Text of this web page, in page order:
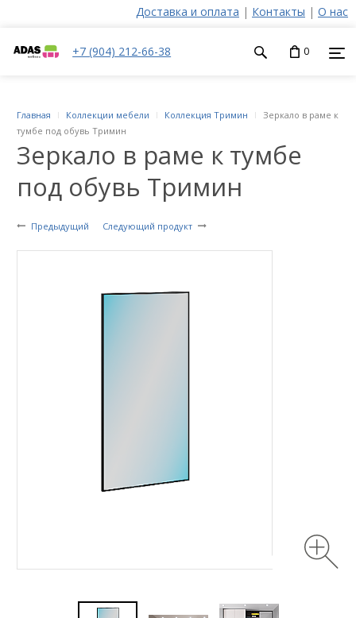
Доставка и оплата | Контакты | О нас
+7 (904) 212-66-38 0
Зеркало в раме к тумбе
под обувь Тримин
Предыдущий Следующий продукт
Главная Коллекции мебели Коллекция Тримин
Зеркало в раме к
тумбе под обувь Тримин